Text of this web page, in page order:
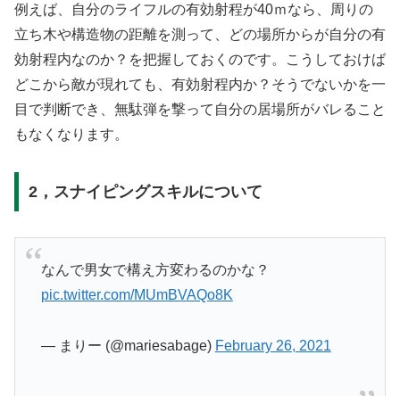
例えば、自分のライフルの有効射程が40ｍなら、周りの
立ち木や構造物の距離を測って、どの場所からが自分の有
効射程内なのか？を把握しておくのです。こうしておけば
どこから敵が現れても、有効射程内か？そうでないかを一
目で判断でき、無駄弾を撃って自分の居場所がバレること
もなくなります。
2，スナイピングスキルについて
なんで男女で構え方変わるのかな？
pic.twitter.com/MUmBVAQo8K
— まりー (@mariesabage) February 26, 2021